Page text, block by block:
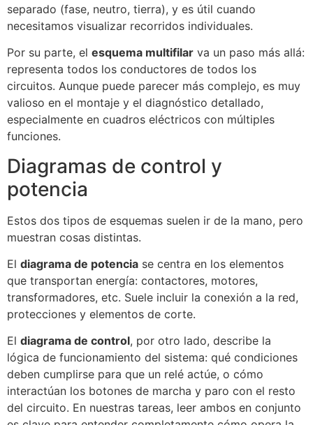
separado (fase, neutro, tierra), y es útil cuando
necesitamos visualizar recorridos individuales.
Por su parte, el esquema multifilar va un paso más allá:
representa todos los conductores de todos los
circuitos. Aunque puede parecer más complejo, es muy
valioso en el montaje y el diagnóstico detallado,
especialmente en cuadros eléctricos con múltiples
funciones.
Diagramas de control y
potencia
Estos dos tipos de esquemas suelen ir de la mano, pero
muestran cosas distintas.
El diagrama de potencia se centra en los elementos
que transportan energía: contactores, motores,
transformadores, etc. Suele incluir la conexión a la red,
protecciones y elementos de corte.
El diagrama de control, por otro lado, describe la
lógica de funcionamiento del sistema: qué condiciones
deben cumplirse para que un relé actúe, o cómo
interactúan los botones de marcha y paro con el resto
del circuito. En nuestras tareas, leer ambos en conjunto